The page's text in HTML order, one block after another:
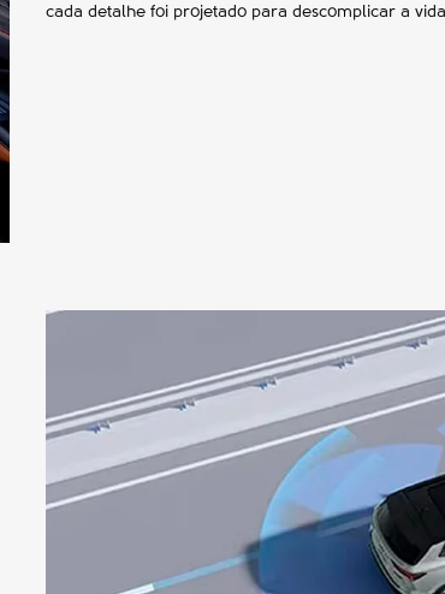
cada detalhe foi projetado para descomplicar a